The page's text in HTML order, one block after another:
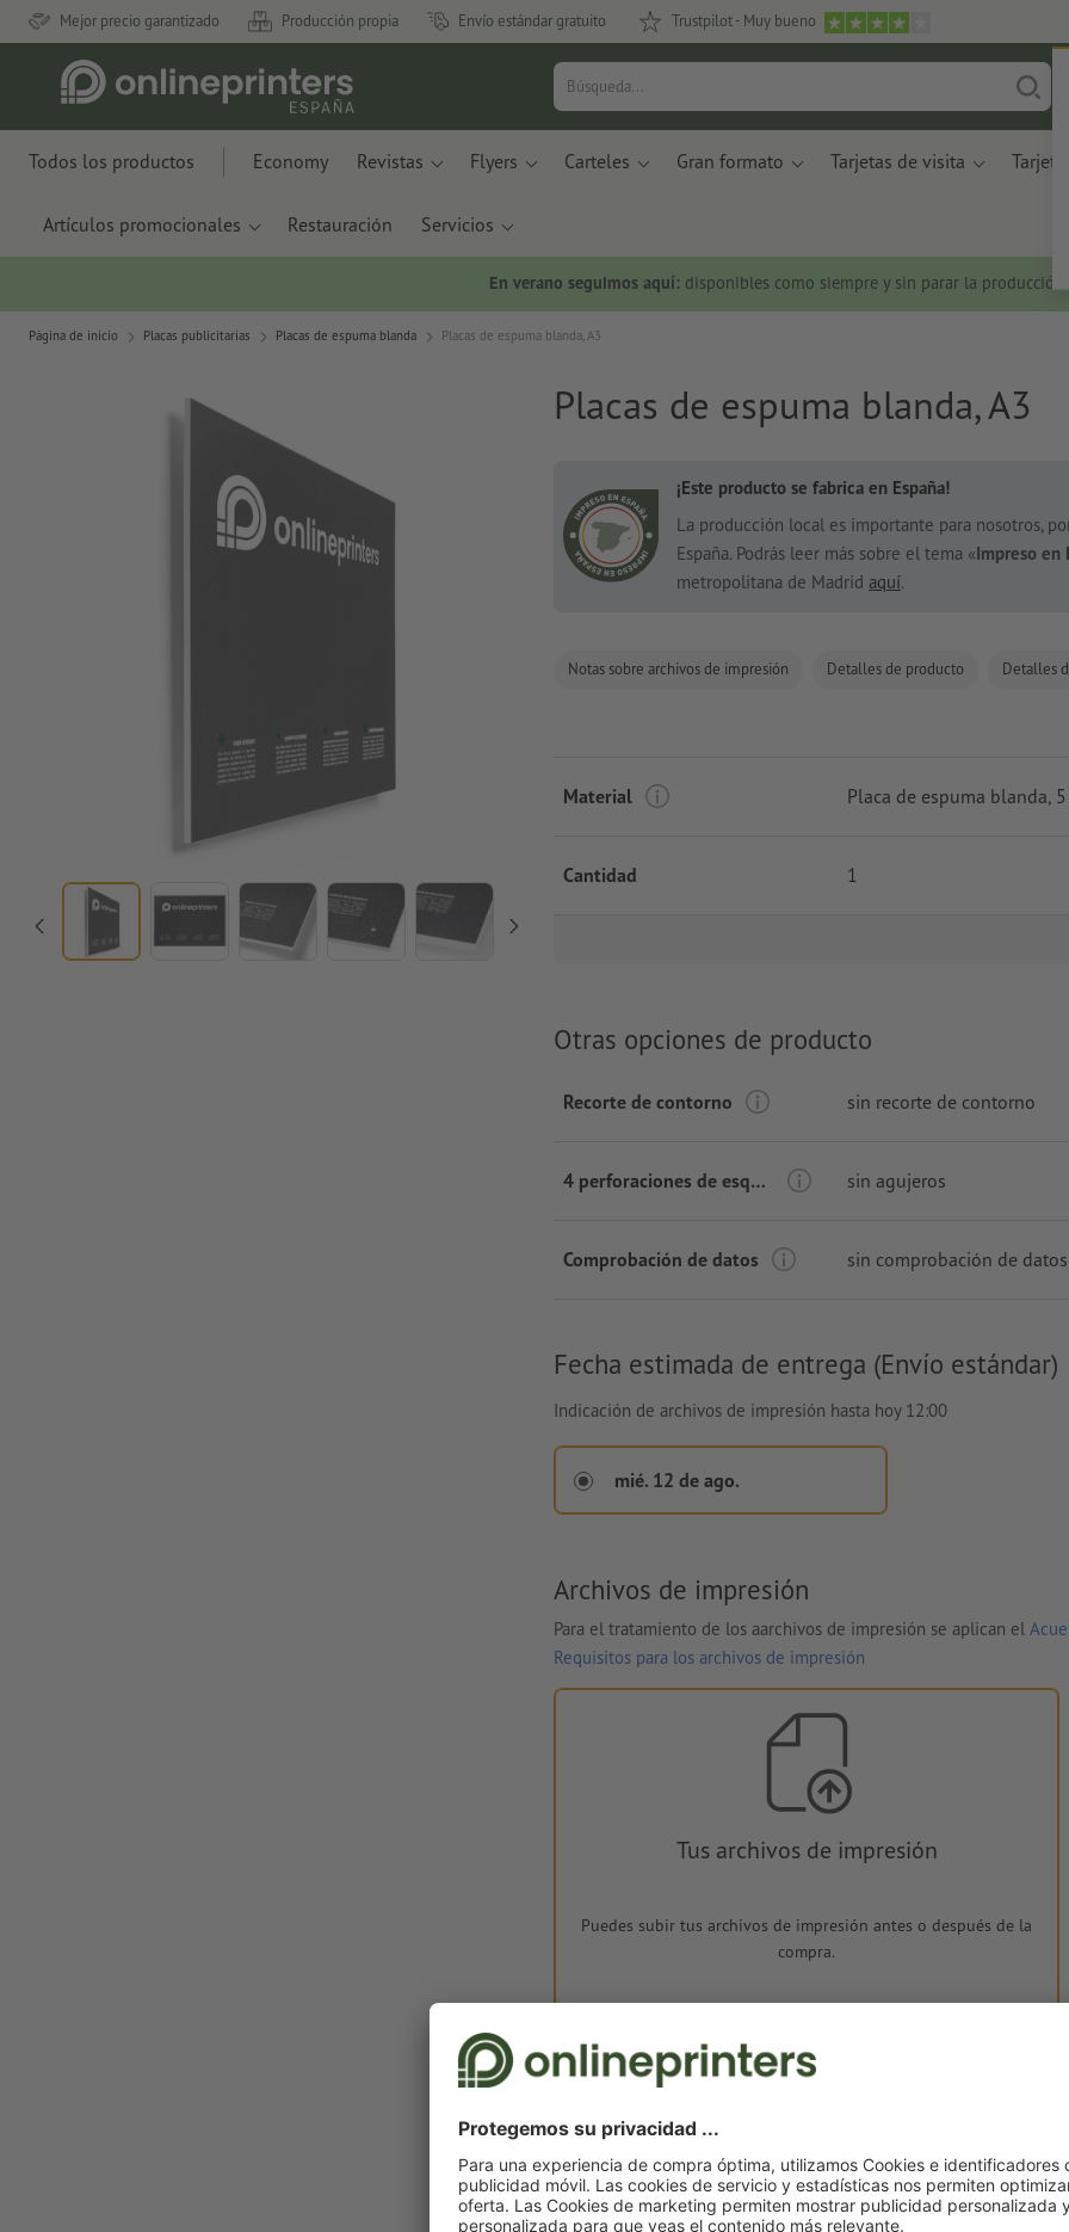
Mejor precio garantizado Producción propia Envío estándar gratuito Trustpilot - Muy bueno
Todos los productos Economy Revistas Flyers Carteles Gran formato Tarjetas de visita Tarjetas
Artículos promocionales Restauración Servicios
En verano seguimos aquí: disponibles como siempre y sin parar la producción.
Página de inicio Placas publicitarias Placas de espuma blanda Placas de espuma blanda, A3
Placas de espuma blanda, A3
¡Este producto se fabrica en España!
La producción local es importante para nosotros,
España. Podrás leer más sobre el tema «Impreso en
metropolitana de Madrid aquí.
Notas sobre archivos de impresión Detalles de producto Detalles
Material Placa de espuma blanda,
Cantidad 1
Otras opciones de producto
Recorte de contorno sin recorte de contorno
4 perforaciones de esquina sin agujeros
Comprobación de datos sin comprobación de datos
Fecha estimada de entrega (Envío estándar)
Indicación de archivos de impresión hasta hoy 12:00
mié. 12 de ago.
Archivos de impresión
Para el tratamiento de los aarchivos de impresión se aplican el
Requisitos para los archivos de impresión
Tus archivos de impresión
Puedes subir tus archivos de impresión antes o después de la
compra.
Subir ahora
€ 31,75
Entrega aprox.:
mié. 12 de ago.